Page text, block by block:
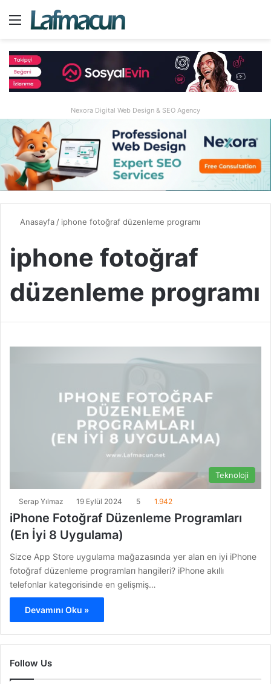
Menü
Nexora Digital Web Design & SEO Agency
Anasayfa/ iphone fotoğraf düzenleme programı
iphone fotoğraf
düzenleme programı
Teknoloji
Serap Yılmaz 19 Eylül 2024 5 1.942
iPhone Fotoğraf Düzenleme Programları
(En İyi 8 Uygulama)
Sizce App Store uygulama mağazasında yer alan en iyi iPhone
fotoğraf düzenleme programları hangileri? iPhone akıllı
telefonlar kategorisinde en gelişmiş…
Devamını Oku »
Follow Us